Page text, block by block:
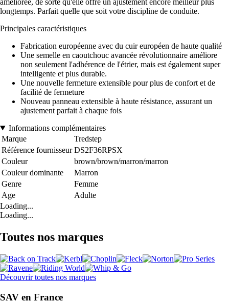
améliorée, de sorte qu'elle offre un ajustement encore meilleur plus
longtemps. Parfait quelle que soit votre discipline de conduite.
Principales caractéristiques
Fabrication européenne avec du cuir européen de haute qualité
Une semelle en caoutchouc avancée révolutionnaire améliore
non seulement l'adhérence de l'étrier, mais est également super
intelligente et plus durable.
Une nouvelle fermeture extensible pour plus de confort et de
facilité de fermeture
Nouveau panneau extensible à haute résistance, assurant un
ajustement parfait à chaque fois
Informations complémentaires
Marque
Tredstep
Référence fournisseur DS2F36RPSX
Couleur
brown/brown/marron/marron
Couleur dominante
Marron
Genre
Femme
Age
Adulte
Loading...
Loading...
Toutes nos marques
Découvrir toutes nos marques
SAV en France